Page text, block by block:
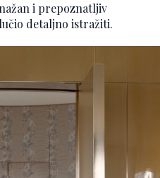
i prepoznatljiv
detaljno istražiti.